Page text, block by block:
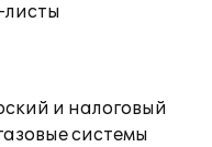
и налоговый
системы